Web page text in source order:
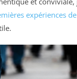
expériences